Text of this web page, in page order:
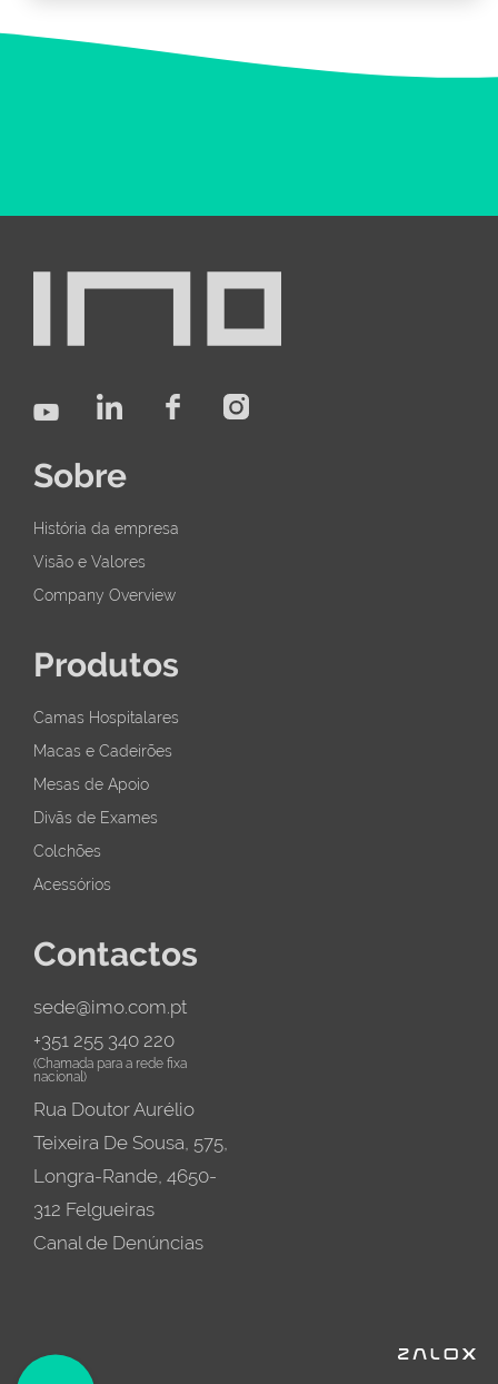
Sobre
História da empresa
Visão e Valores
Company Overview
Produtos
Camas Hospitalares
Macas e Cadeirões
Mesas de Apoio
Divãs de Exames
Colchões
Acessórios
Contactos
sede@imo.com.pt
+351 255 340 220
(Chamada para a rede fixa
nacional)
Rua Doutor Aurélio
Teixeira De Sousa, 575,
Longra-Rande, 4650-
312 Felgueiras
Canal de Denúncias